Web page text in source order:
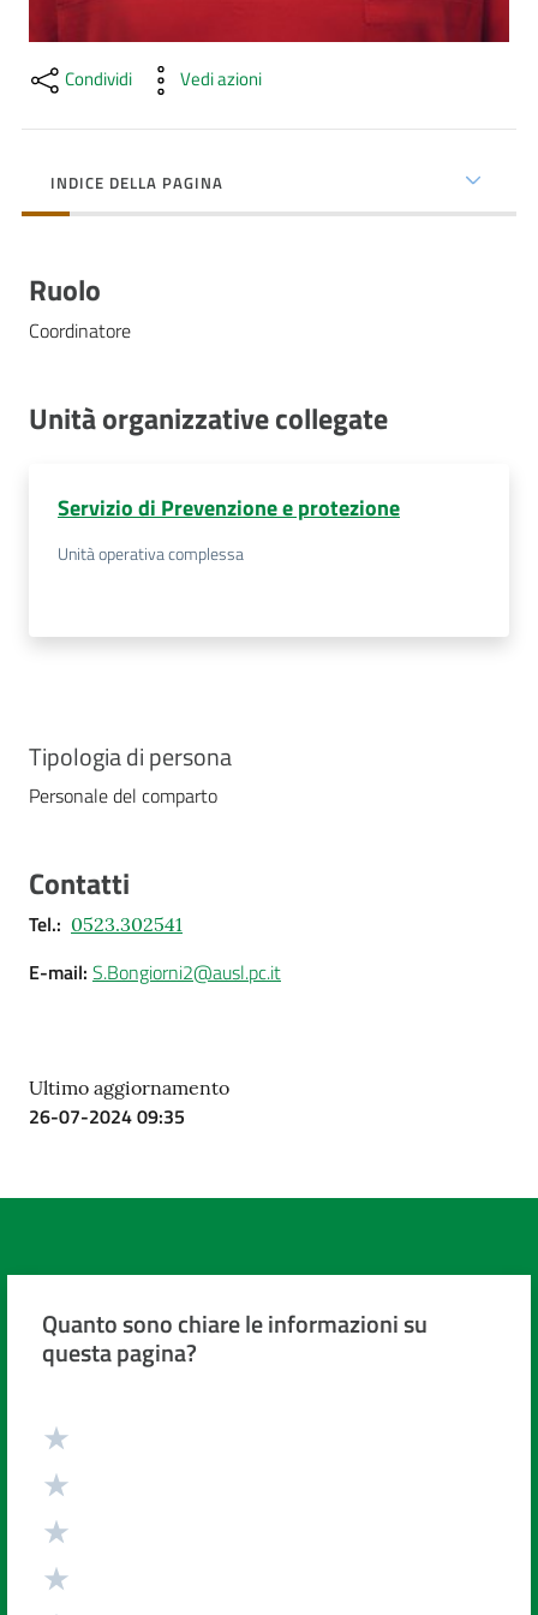
Costruiamo
Novità
Imprese
Condividi Vedi azioni
INDICE DELLA PAGINA
Ruolo
Coordinatore
Unità organizzative collegate
Servizio di Prevenzione e protezione
Unità operativa complessa
Tipologia di persona
Personale del comparto
Contatti
Tel.: 0523.302541
E-mail: S.Bongiorni2@ausl.pc.it
Ultimo aggiornamento
26-07-2024 09:35
Quanto sono chiare le informazioni su
questa pagina?